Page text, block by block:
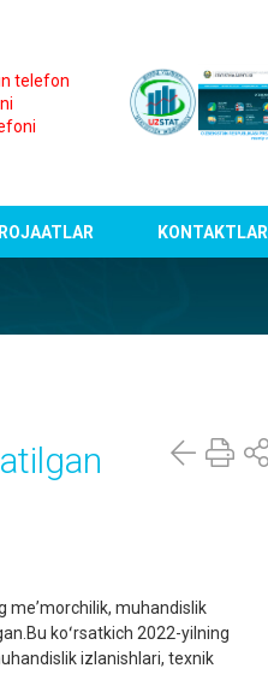
telefon
KONTAKTLAR
meʼmorchilik, muhandislik
koʻrsatkich 2022-yilning
izlanishlari, texnik